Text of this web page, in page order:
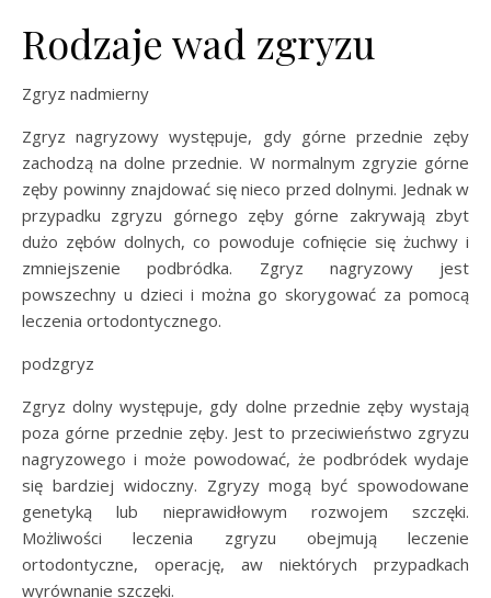
Rodzaje wad zgryzu
Zgryz nadmierny
Zgryz nagryzowy występuje, gdy górne przednie zęby
zachodzą na dolne przednie. W normalnym zgryzie górne
zęby powinny znajdować się nieco przed dolnymi. Jednak w
przypadku zgryzu górnego zęby górne zakrywają zbyt
dużo zębów dolnych, co powoduje cofnięcie się żuchwy i
zmniejszenie podbródka. Zgryz nagryzowy jest
powszechny u dzieci i można go skorygować za pomocą
leczenia ortodontycznego.
podzgryz
Zgryz dolny występuje, gdy dolne przednie zęby wystają
poza górne przednie zęby. Jest to przeciwieństwo zgryzu
nagryzowego i może powodować, że podbródek wydaje
się bardziej widoczny. Zgryzy mogą być spowodowane
genetyką lub nieprawidłowym rozwojem szczęki.
Możliwości leczenia zgryzu obejmują leczenie
ortodontyczne, operację, aw niektórych przypadkach
wyrównanie szczęki.